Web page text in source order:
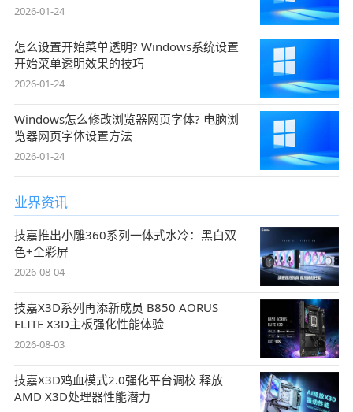
2026-01-24
怎么设置开始菜单透明? Windows系统设置
开始菜单透明效果的技巧
2026-01-24
Windows怎么修改浏览器网页字体? 电脑浏
览器网页字体设置方法
2026-01-24
业界资讯
技嘉推出小雕360系列一体式水冷：黑白双
色+全彩屏
2026-08-04
技嘉X3D系列再添新成员 B850 AORUS
ELITE X3D主板强化性能体验
2026-08-03
技嘉X3D鸡血模式2.0强化平台调校 释放
AMD X3D处理器性能潜力